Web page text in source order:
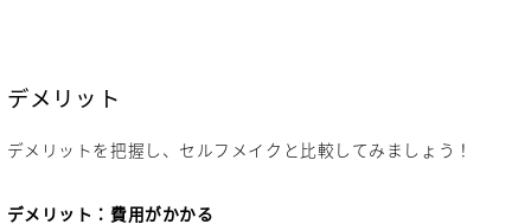
デメリット
デメリットを把握し、セルフメイクと比較してみましょう！
デメリット：費用がかかる